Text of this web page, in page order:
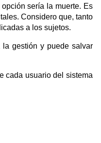
sería la muerte. Es
Considero que, tanto
a los sujetos.
la gestión y puede salvar
cada usuario del sistema